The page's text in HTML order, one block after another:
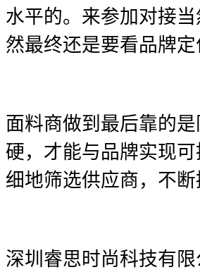
水平的。来参加对接
然最终还是要看品牌定
面料商做到最后靠的
硬，才能与品牌实现
细地筛选供应商，不
深圳睿思时尚科技有限